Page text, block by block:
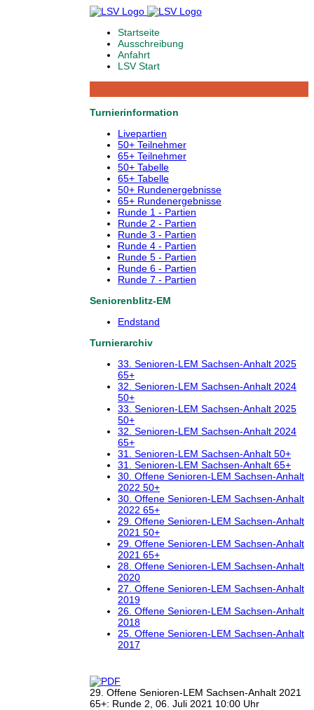
Startseite
Ausschreibung
Anfahrt
LSV Start
Turnierinformation
Livepartien
50+ Teilnehmer
65+ Teilnehmer
50+ Tabelle
65+ Tabelle
50+ Rundenergebnisse
65+ Rundenergebnisse
Runde 1 - Partien
Runde 2 - Partien
Runde 3 - Partien
Runde 4 - Partien
Runde 5 - Partien
Runde 6 - Partien
Runde 7 - Partien
Seniorenblitz-EM
Endstand
Turnierarchiv
33. Senioren-LEM Sachsen-Anhalt 2025
65+
32. Senioren-LEM Sachsen-Anhalt 2024
50+
33. Senioren-LEM Sachsen-Anhalt 2025
50+
32. Senioren-LEM Sachsen-Anhalt 2024
65+
31. Senioren-LEM Sachsen-Anhalt 50+
31. Senioren-LEM Sachsen-Anhalt 65+
30. Offene Senioren-LEM Sachsen-Anhalt
2022 50+
30. Offene Senioren-LEM Sachsen-Anhalt
2022 65+
29. Offene Senioren-LEM Sachsen-Anhalt
2021 50+
29. Offene Senioren-LEM Sachsen-Anhalt
2021 65+
28. Offene Senioren-LEM Sachsen-Anhalt
2020
27. Offene Senioren-LEM Sachsen-Anhalt
2019
26. Offene Senioren-LEM Sachsen-Anhalt
2018
25. Offene Senioren-LEM Sachsen-Anhalt
2017
29. Offene Senioren-LEM Sachsen-Anhalt 2021
65+: Runde 2, 06. Juli 2021 10:00 Uhr